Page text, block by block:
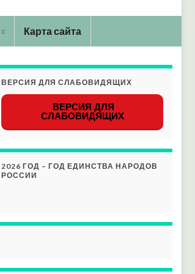
Карта сайта
ВЕРСИЯ ДЛЯ СЛАБОВИДЯЩИХ
ВЕРСИЯ ДЛЯ
СЛАБОВИДЯЩИХ
2026 ГОД – ГОД ЕДИНСТВА НАРОДОВ
РОССИИ